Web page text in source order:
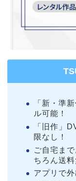
「新・準
ル可能！
「旧作」
限なし！
ご自宅ま
ちろん送料
アプリで